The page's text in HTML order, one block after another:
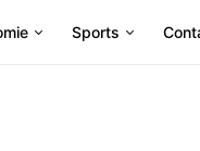
Sports